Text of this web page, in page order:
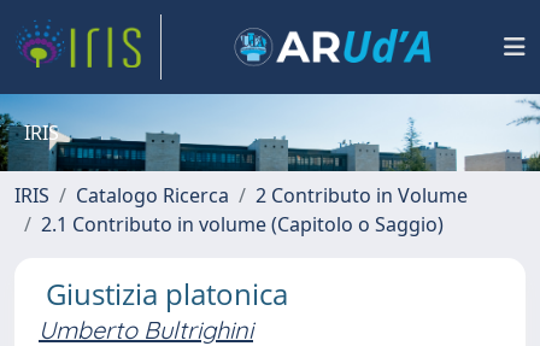
IRIS
IRIS Catalogo Ricerca
2 Contributo in Volume
2.1 Contributo in volume (Capitolo o Saggio)
Giustizia platonica
Umberto Bultrighini